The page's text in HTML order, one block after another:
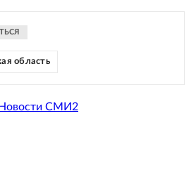
область
СМИ2